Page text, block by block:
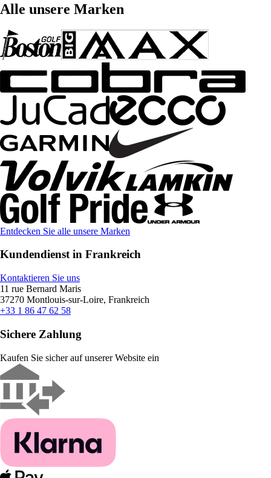
Alle unsere Marken
Entdecken Sie alle unsere Marken
Kundendienst in Frankreich
Kontaktieren Sie uns
11 rue Bernard Maris
37270 Montlouis-sur-Loire, Frankreich
+33 1 86 47 62 58
Sichere Zahlung
Kaufen Sie sicher auf unserer Website ein